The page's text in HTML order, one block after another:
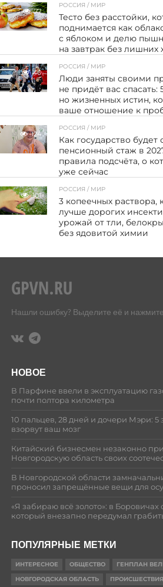
77
РОССИЯ / МИР
Тесто без расстойки,
поднимается как
с яблоком и делю
на завтрак без лишних
46
РОССИЯ / МИР
Люди заняты своими
не придёт вас спасать:
но жизненных истин,
ваше отношение к
124
РОССИЯ / МИР
Как государство будет
пенсионный стаж в
правила подсчёта, о
уже сейчас
101
РОССИЯ / МИР
3 копеечных раствора,
лучше дорогих
урожай от тли,
без ядовитой химии
Нашли ошибку? Выделите её и нажмите
НОВОЕ
В Парфине ввели в эксплуатацию
почти полтора километра
10 пальцев, 28 дней и дочери Мэри: 5
взорвут ваш мозг
Китайский бизнесмен незаконно
Новгородскую область своих
В Новгородской области
проносил запрещённые вещи для
«Я забираю всё золото»: в Боровичах
который внезапно передумал
ПОПУЛЯРНЫЕ МЕТКИ
ИНТЕРЕСНОЕ ОБЩЕСТВО
ГЕНПЛАН
НОВГОРОДСКАЯ ОБЛАСТЬ
ПРОИСШЕСТВИЯ